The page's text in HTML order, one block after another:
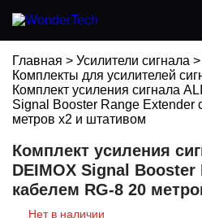
Главная > Усилители сигнала >
Комплекты для усилителей
Комплект усиления сигнала
Signal Booster Range Extender
метров х2 и штативом
Комплект усиления
DEIMOX Signal Booster
кабелем RG-8 20
Нет в наличии